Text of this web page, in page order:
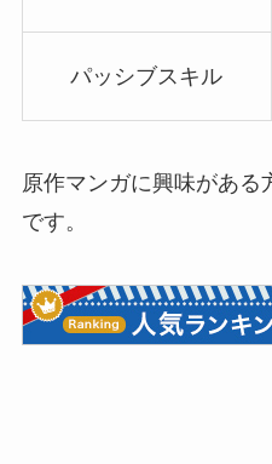
パッシブスキル
原作マンガに興味がある
です。